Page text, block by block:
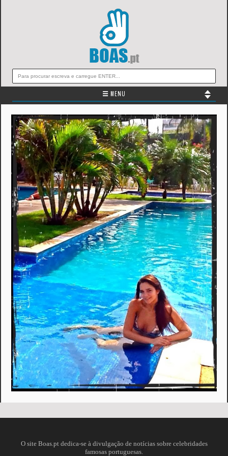
☰ MENU
O site Boas.pt dedica-se à divulgação de notícias sobre celebridades
famosas portuguesas.